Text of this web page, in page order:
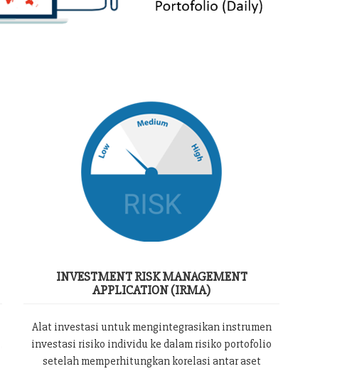
INVESTMENT RISK MANAGEMENT
APPLICATION (IRMA)
Alat investasi untuk mengintegrasikan instrumen
investasi risiko individu ke dalam risiko portofolio
setelah memperhitungkan korelasi antar aset